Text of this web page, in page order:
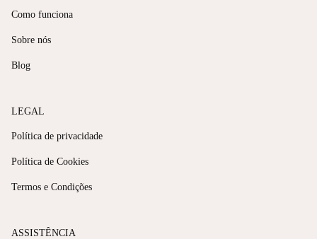
Como funciona
Sobre nós
Blog
LEGAL
Política de privacidade
Política de Cookies
Termos e Condições
ASSISTÊNCIA